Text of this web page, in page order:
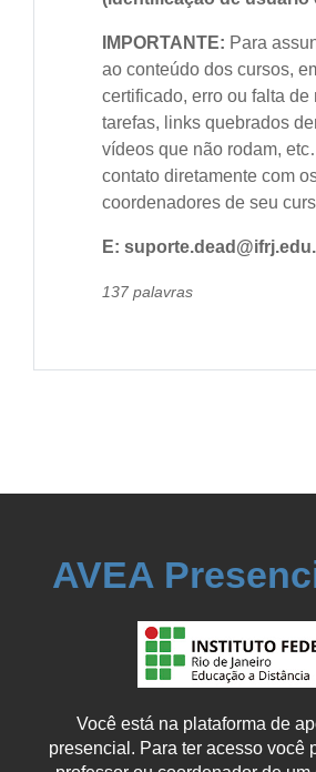
IMPORTANTE: Para
ao conteúdo dos cursos,
certificado, erro ou falta de
tarefas, links quebrados
vídeos que não rodam,
contato diretamente com
coordenadores de seu
E:
137 palavras
AVEA
Você está na plataforma de
presencial. Para ter acesso você